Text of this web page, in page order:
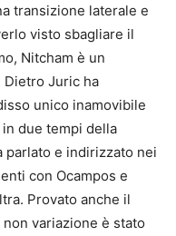
transizione laterale e
visto sbagliare il
Nitcham è un
Dietro Juric ha
unico inamovibile
due tempi della
parlato e indirizzato nei
con Ocampos e
Provato anche il
variazione è stato